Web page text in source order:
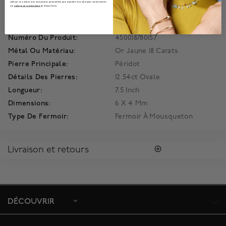
Information produit
Numéro Du Produit:
450018780157
Métal Ou Matériau:
Or Jaune 18 Carats
Pierre Principale:
Péridot
Détails Des Pierres:
12.54ct Ovale
Longueur:
7.5 Inch
Dimensions:
6 X 4 Mm
Type De Fermoir:
Fermoir À Mousqueton
Livraison et retours
livraison, à condition que la marchandise n’ait pas été portée,
DÉCOUVRIR
collecter et à utiliser mes informations personnelles pour répondre à ma demande conformément
à lapolitique de confidentialité de Maison Birks.